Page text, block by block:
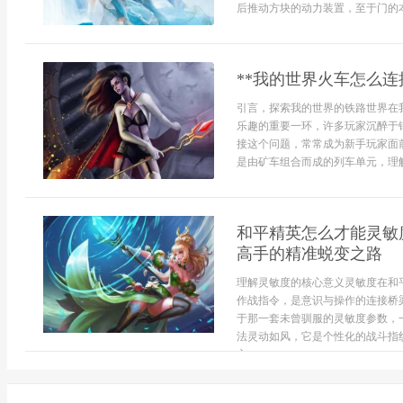
后推动方块的动力装置，至于门的
**我的世界火车怎么
引言，探索我的世界的铁路世界
乐趣的重要一环，许多玩家沉醉
接这个问题，常常成为新手玩家
是由矿车组合而成的列车单元，
和平精英怎么才能灵
高手的精准蜕变之路
理解灵敏度的核心意义灵敏度在
作战指令，是意识与操作的连接
于那一套未曾驯服的灵敏度参数
法灵动如风，它是个性化的战斗
方...